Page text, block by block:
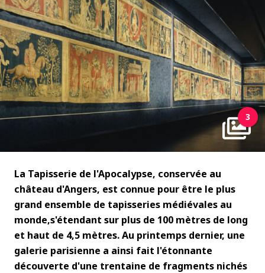
3
La Tapisserie de l'Apocalypse, conservée au
château d'Angers, est connue pour être le plus
grand ensemble de tapisseries médiévales au
monde,s'étendant sur plus de 100 mètres de long
et haut de 4,5 mètres. Au printemps dernier, une
galerie parisienne a ainsi fait l'étonnante
découverte d'une trentaine de fragments nichés